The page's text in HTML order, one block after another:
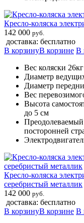
Кресло-коляска
142 000 руб.
доставка: бесплатно
В корзинуВ корзине В
Вес коляски 26кг
Диаметр
Диаметр
Вес
Высота
до 5 см
Преодолеваемый
посторонней
Кресло-коляска
серебристый металлик
142 000 руб.
доставка: бесплатно
В корзинуВ корзине В